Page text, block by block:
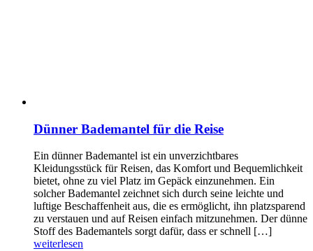
Dünner Bademantel für die Reise
Ein dünner Bademantel ist ein unverzichtbares
Kleidungsstück für Reisen, das Komfort und Bequemlichkeit
bietet, ohne zu viel Platz im Gepäck einzunehmen. Ein
solcher Bademantel zeichnet sich durch seine leichte und
luftige Beschaffenheit aus, die es ermöglicht, ihn platzsparend
zu verstauen und auf Reisen einfach mitzunehmen. Der dünne
Stoff des Bademantels sorgt dafür, dass er schnell […]
weiterlesen